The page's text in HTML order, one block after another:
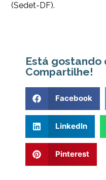
(Sedet-DF).
Está gostando
Compartilhe!
Facebook
LinkedIn
Pinterest